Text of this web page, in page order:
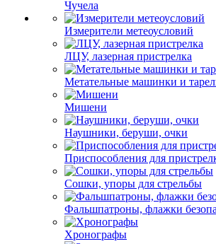
Чучела
Измерители метеоусловий
ЛЦУ, лазерная пристрелка
Метательные машинки и
Мишени
Наушники, беруши, очки
Приспособления для
Сошки, упоры для стрельбы
Фальшпатроны, флажки
Хронографы